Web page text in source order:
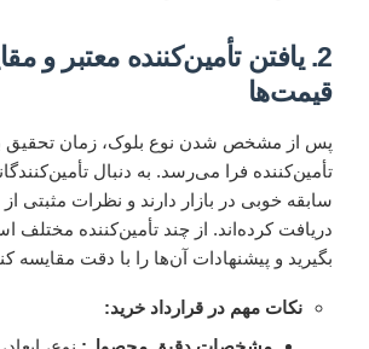
2. یافتن تأمین‌کننده معتبر و
قیمت‌ها
پس از مشخص شدن نوع بلوک، زمان تحقیق
تأمین‌کننده فرا می‌رسد. به دنبال
سابقه خوبی در بازار دارند و نظرات مثبتی
دریافت کرده‌اند. از چند تأمین‌کننده مختلف
بگیرید و پیشنهادات آن‌ها را با دقت مقایسه
نکات مهم در قرارداد خرید: